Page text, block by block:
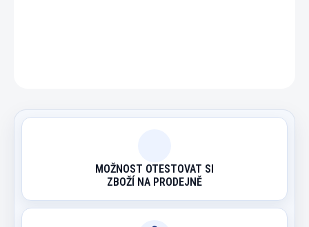
MOŽNOST OTESTOVAT SI
ZBOŽÍ NA PRODEJNĚ